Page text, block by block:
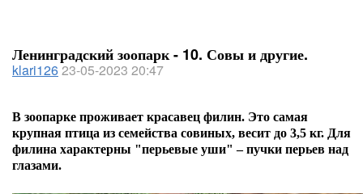
Ленинградский зоопарк - 10. Совы и другие.
klari12623-05-2023 20:47
В зоопарке проживает красавец филин. Это самая
крупная птица из семейства совиных, весит до 3,5 кг. Для
филина характерны "перьевые уши" – пучки перьев над
глазами.